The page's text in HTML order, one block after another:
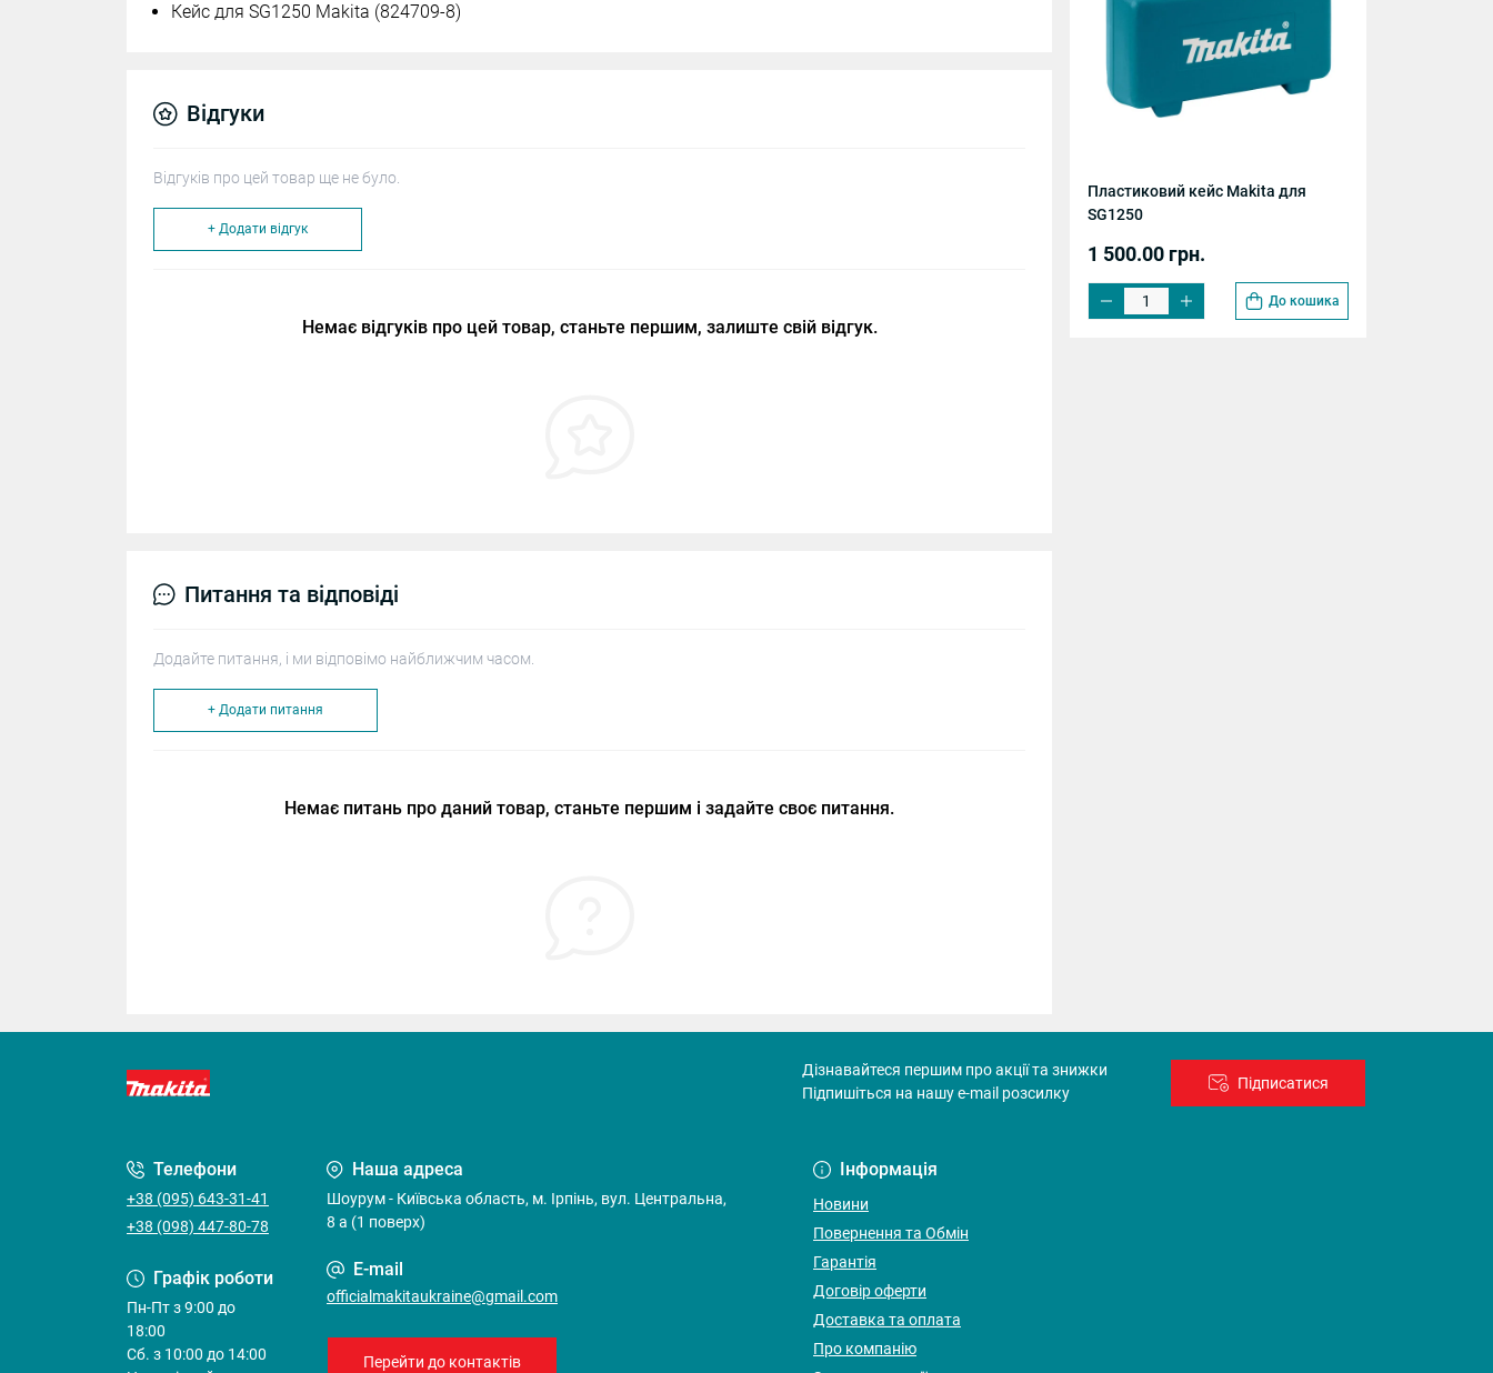
Пластиковий кейс Makita для
SG1250
1 500.00 грн.
До кошика
Кейс для SG1250 Makita (824709-8)
Відгуки
Відгуків про цей товар ще не було.
+ Додати відгук
Немає відгуків про цей товар, станьте першим, залиште свій відгук.
Питання та відповіді
Додайте питання, і ми відповімо найближчим часом.
+ Додати питання
Немає питань про даний товар, станьте першим і задайте своє питання.
Дізнавайтеся першим про акції та знижки
Підпишіться на нашу e-mail розсилку
Підписатися
Телефони
+38 (095) 643-31-41
+38 (098) 447-80-78
Графік роботи
Пн-Пт з 9:00 до
18:00
Cб. з 10:00 до 14:00
Наша адреса
Шоурум - Київська область, м. Ірпінь, вул. Центральна,
8 а (1 поверх)
E-mail
officialmakitaukraine@gmail.com
Перейти до контактів
Інформація
Новини
Повернення та Обмін
Гарантія
Договір оферти
Доставка та оплата
Про компанію